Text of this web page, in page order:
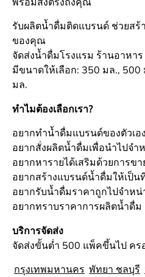
รับผลิตน้ำดื่มติดแบรนด์ ช่วยส
ของคุณ
จัดส่งน้ำดื่มโรงแรม ร้านอาหา
มีขนาดให้เลือก: 350 มล., 500
มล.
ทำไมต้องเลือกเรา?
อยากทำน้ำดื่มแบรนด์ของตัวเอง
อยากสั่งผลิตน้ำดื่มเพื่อนำไปจำ
อยากหารายได้เสริมด้วยการข
อยากสร้างแบรนด์น้ำดื่มให้เป็น
อยากรับน้ำดื่มราคาถูกไปจำหน่
อยากทราบราคาการผลิตน้ำดื่ม
บริการจัดส่ง
จัดส่งขั้นต่ำ 500 แพ็คขึ้นไป ค
กรุงเทพมหานคร พัทยา ชลบุรี